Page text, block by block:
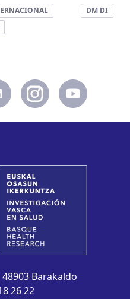
DM DI
Barakaldo
26 22